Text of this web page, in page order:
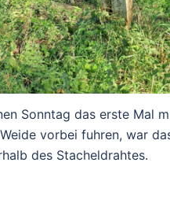
Sonntag das erste Mal
vorbei fuhren, war
des Stacheldrahtes.